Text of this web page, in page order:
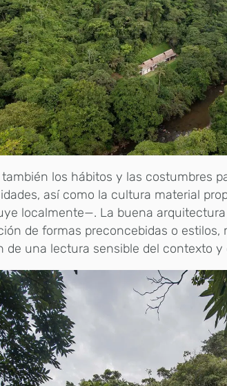
los hábitos y las costumbres
así como la cultura material
localmente—. La buena
de formas preconcebidas o estilos,
de una lectura sensible del contexto y